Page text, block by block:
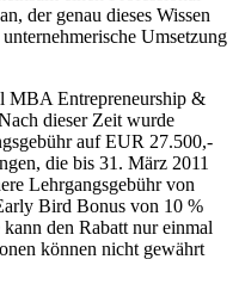
der genau dieses Wissen
Umsetzung
MBA Entrepreneurship &
dieser Zeit wurde
auf EUR 27.500,-
die bis 31. März 2011
Lehrgangsgebühr von
Bird Bonus von 10 %
kann den Rabatt nur einmal
können nicht gewährt